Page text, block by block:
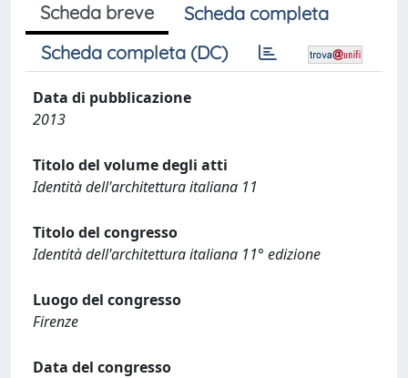
Scheda breve
Scheda completa
Scheda completa (DC)
Data di pubblicazione
2013
Titolo del volume degli atti
Identità dell'architettura italiana 11
Titolo del congresso
Identità dell'architettura italiana 11° edizione
Luogo del congresso
Firenze
Data del congresso